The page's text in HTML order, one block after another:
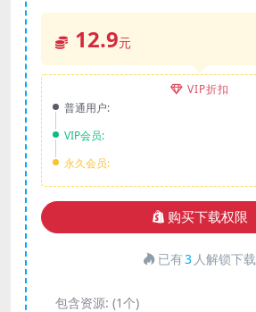
12.9元
VIP折扣
普通用户:
VIP会员:
永久会员:
购买下载权限
已有3 人解锁下载
包含资源: (1个)